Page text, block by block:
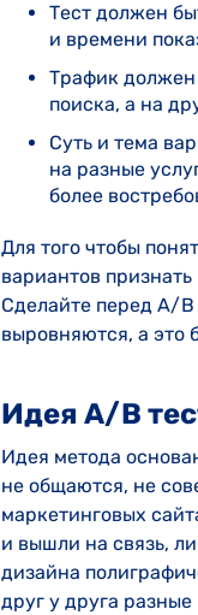
Тест должен
и времени
Трафик должен
поиска, а на
Суть и тема
на разные
более
Для того чтобы
вариантов
Сделайте перед A/B
выровняются, а это
Идея A/B
Идея метода
не общаются, не
маркетинговых
и вышли на связь,
дизайна
друг у друга